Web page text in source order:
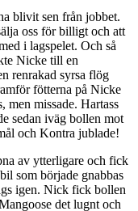
blivit sen från jobbet.
oss för billigt och att
i lagspelet. Och så
Nicke till en
renrakad syrsa flög
fötterna på Nicke
men missade. Hartass
sedan iväg bollen mot
och Kontra jublade!
av ytterligare och fick
som började gnabbas
igen. Nick fick bollen
det lugnt och